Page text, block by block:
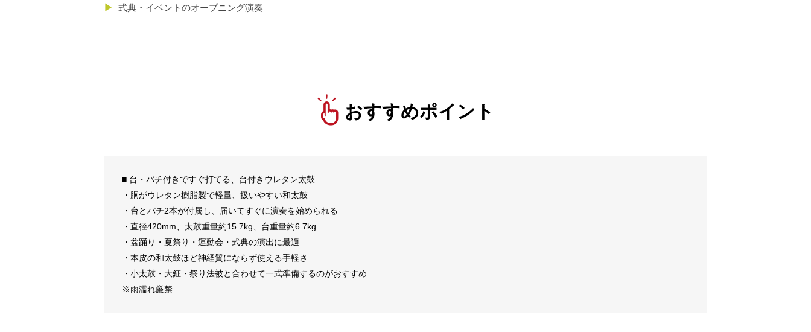
▶ 式典・イベントのオープニング演奏
おすすめポイント
■ 台・バチ付きですぐ打てる、台付きウレタン太鼓
・胴がウレタン樹脂製で軽量、扱いやすい和太鼓
・台とバチ2本が付属し、届いてすぐに演奏を始められる
・直径420mm、太鼓重量約15.7kg、台重量約6.7kg
・盆踊り・夏祭り・運動会・式典の演出に最適
・本皮の和太鼓ほど神経質にならず使える手軽さ
・小太鼓・大鉦・祭り法被と合わせて一式準備するのがおすすめ
※雨濡れ厳禁